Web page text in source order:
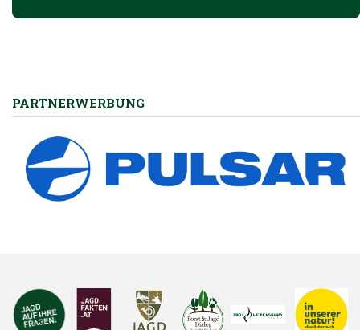
Jagd im Dialog – Landesrätin Michaela Langer-Weninger traf
Frühlingserwachen in der Natur
Jungwildrettung zur Mähzeit
Kundenzone – die neue Förderplattform des OÖ
Landesjagdverbandes
PARTNERWERBUNG